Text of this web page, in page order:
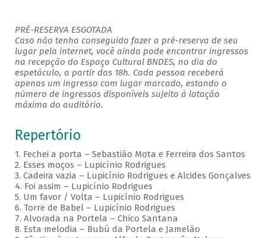
PRÉ-RESERVA ESGOTADA
Caso não tenha conseguido fazer a pré-reserva de seu
lugar pela internet, você ainda pode encontrar ingressos
na recepção do Espaço Cultural BNDES, no dia do
espetáculo, a partir das 18h. Cada pessoa receberá
apenas um ingresso com lugar marcado, estando o
número de ingressos disponíveis sujeito à lotação
máxima do auditório.
Repertório
1. Fechei a porta – Sebastião Mota e Ferreira dos Santos
2. Esses moços – Lupicínio Rodrigues
3. Cadeira vazia – Lupicínio Rodrigues e Alcides Gonçalves
4. Foi assim – Lupicínio Rodrigues
5. Um favor / Volta – Lupicínio Rodrigues
6. Torre de Babel – Lupicínio Rodrigues
7. Alvorada na Portela – Chico Santana
8. Esta melodia – Bubú da Portela e Jamelão